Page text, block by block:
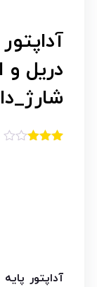
دریل و
آداپتور